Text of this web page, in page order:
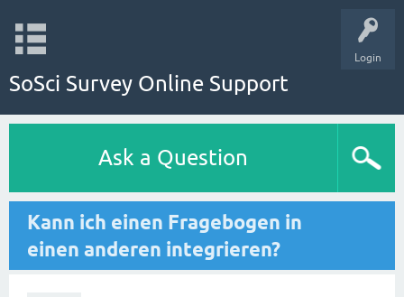
Login
SoSci Survey Online Support
Ask a Question
Kann ich einen Fragebogen in
einen anderen integrieren?